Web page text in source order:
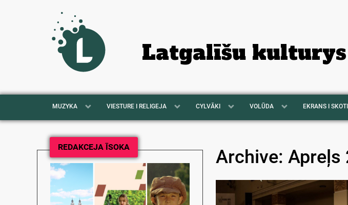
Latgalīšu
MUZYKA VIESTURE I RELIGEJA CYLVĀKI VOLŪDA EKRANS I
REDAKCEJA ĪSOKA Archive: Apreļs